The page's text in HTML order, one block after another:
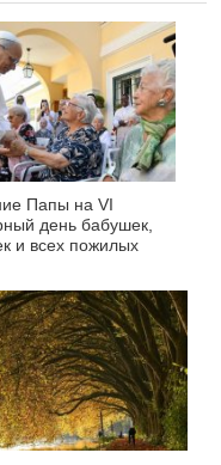
Папы на VI
день бабушек,
и всех пожилых